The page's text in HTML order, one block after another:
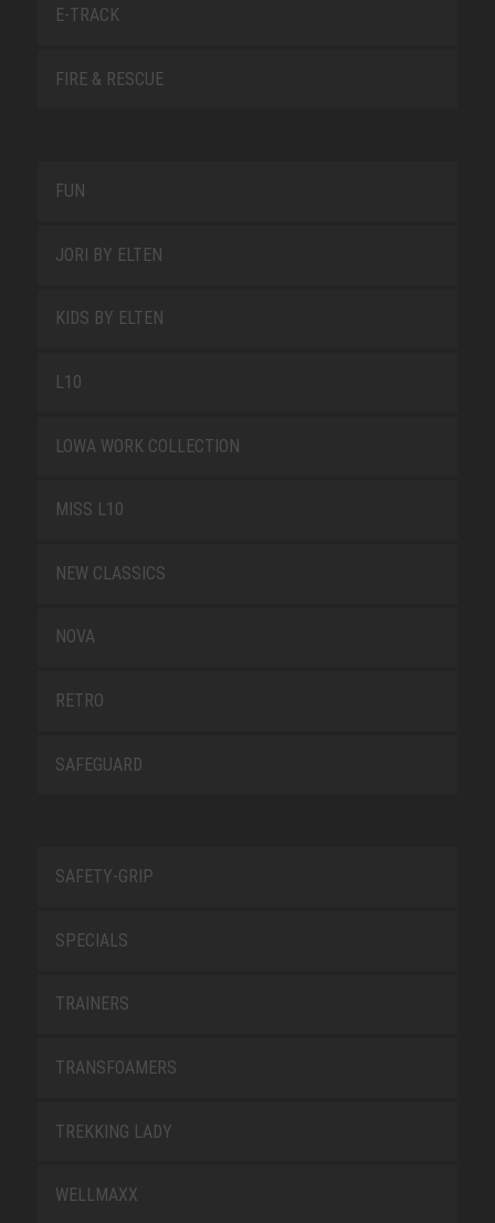
E-TRACK
FIRE & RESCUE
FUN
JORI BY ELTEN
KIDS BY ELTEN
L10
LOWA WORK COLLECTION
MISS L10
NEW CLASSICS
NOVA
RETRO
SAFEGUARD
SAFETY-GRIP
SPECIALS
TRAINERS
TRANSFOAMERS
TREKKING LADY
WELLMAXX